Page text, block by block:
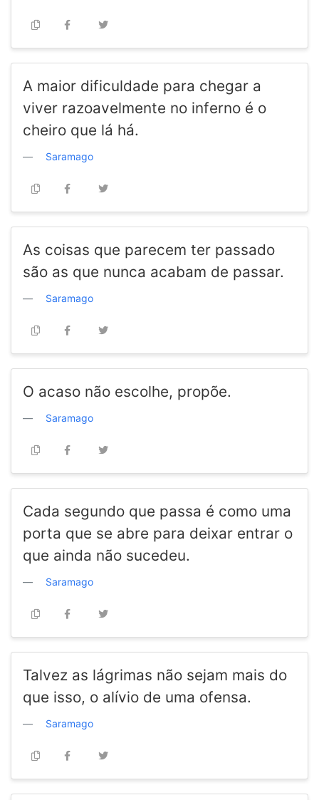
A maior dificuldade para chegar a
viver razoavelmente no inferno é o
cheiro que lá há.
Saramago
As coisas que parecem ter passado
são as que nunca acabam de passar.
Saramago
O acaso não escolhe, propõe.
Saramago
Cada segundo que passa é como uma
porta que se abre para deixar entrar o
que ainda não sucedeu.
Saramago
Talvez as lágrimas não sejam mais do
que isso, o alívio de uma ofensa.
Saramago